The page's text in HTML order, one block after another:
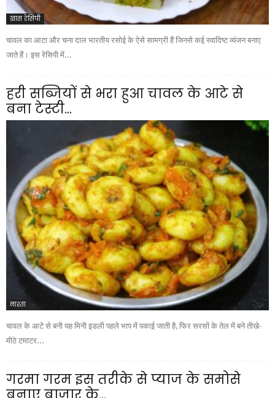
खास रेसिपी
चावल का आटा और चना दाल भारतीय रसोई के ऐसे सामग्री हैं जिनसे कई स्वादिष्ट व्यंजन बनाए
जाते हैं। इस रेसिपी में...
हरी सब्जियों से भरा हुआ चावल के आटे से
बना टेस्टी...
नाश्ता
चावल के आटे से बनी यह मिनी इडली पहले भाप में पकाई जाती है, फिर सरसों के तेल में बने तीखे-
मीठे टमाटर...
गरमा गरम इस तरीके से प्याज के समोसे